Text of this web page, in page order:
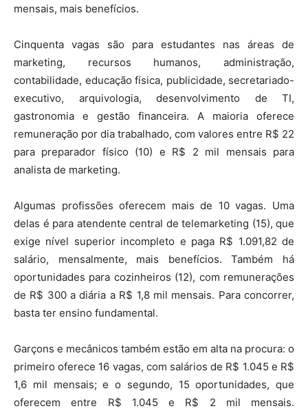
mensais, mais benefícios.
Cinquenta vagas são para estudantes nas áreas de
marketing, recursos humanos, administração,
contabilidade, educação física, publicidade, secretariado-
executivo, arquivologia, desenvolvimento de TI,
gastronomia e gestão financeira. A maioria oferece
remuneração por dia trabalhado, com valores entre R$ 22
para preparador físico (10) e R$ 2 mil mensais para
analista de marketing.
Algumas profissões oferecem mais de 10 vagas. Uma
delas é para atendente central de telemarketing (15), que
exige nível superior incompleto e paga R$ 1.091,82 de
salário, mensalmente, mais benefícios. Também há
oportunidades para cozinheiros (12), com remunerações
de R$ 300 a diária a R$ 1,8 mil mensais. Para concorrer,
basta ter ensino fundamental.
Garçons e mecânicos também estão em alta na procura: o
primeiro oferece 16 vagas, com salários de R$ 1.045 e R$
1,6 mil mensais; e o segundo, 15 oportunidades, que
oferecem entre R$ 1.045 e R$ 2 mil mensais.